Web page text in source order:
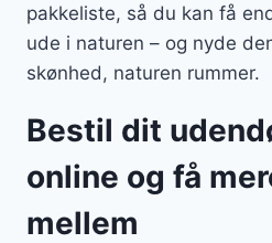
pakkeliste, så du kan få
ude i naturen – og nyde
skønhed, naturen rummer.
Bestil dit
online og få
mellem